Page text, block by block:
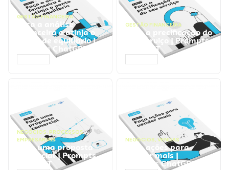
GESTÃO FINANCEIRA
Faça a análise
financeira e atinja o
ponto de equilíbrio |
Prompts ChatGPT
GESTÃO FINANCEIRA
Faça a precificação do
seu serviço | Prompts
ChatGPT
NEGÓCIOS, PROCESSOS
EMPRESARIAIS
Faça uma proposta
comercial | Prompts
ChatGPT
NEGÓCIOS, VENDAS
Faça ações para
vender mais |
Prompts ChatGPT